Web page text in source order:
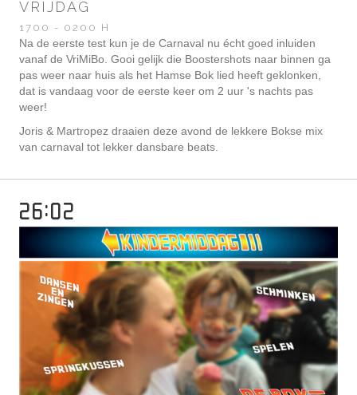
VRIJDAG
1700 - 0200 H
Na de eerste test kun je de Carnaval nu écht goed inluiden
vanaf de VriMiBo. Gooi gelijk die Boostershots naar binnen ga
pas weer naar huis als het Hamse Bok lied heeft geklonken,
dat is vandaag voor de eerste keer om 2 uur 's nachts pas
weer!
Joris & Martropez draaien deze avond de lekkere Bokse mix
van carnaval tot lekker dansbare beats.
26:02